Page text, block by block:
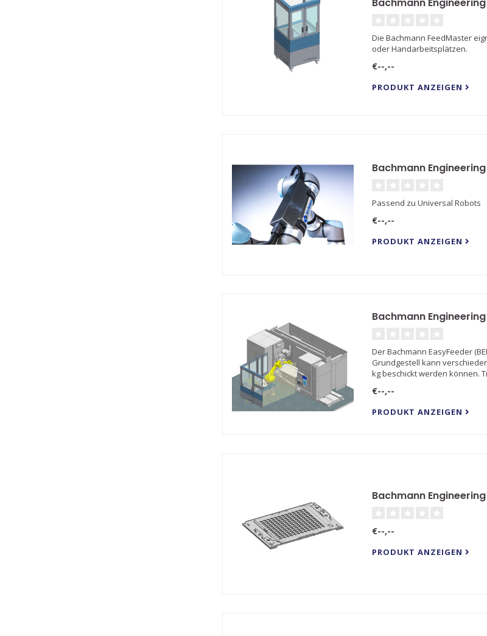
Die Bachmann FeedMaster
oder Handarbeitsplätzen.
€--,--
PRODUKT ANZEIGEN
Bachmann
Passend zu Universal Robots
€--,--
PRODUKT ANZEIGEN
Bachmann Engineering
Der Bachmann EasyFeeder
Grundgestell kann
kg beschickt werden können.
€--,--
PRODUKT ANZEIGEN
Bachmann
€--,--
PRODUKT ANZEIGEN